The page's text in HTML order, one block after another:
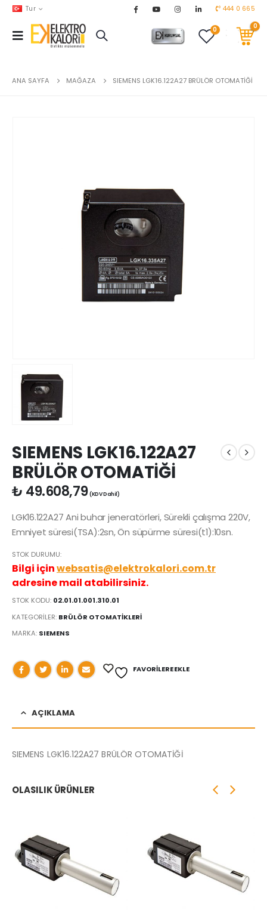
Tur 444 0 665
0 0
AKARYAKIT chevron_right
TEKNİK MALZEMELER
ANA SAYFA MAĞAZA SIEMENS LGK16.122A27 BRÜLÖR OTOMATİĞİ
SIEMENS LGK16.122A27
BRÜLÖR OTOMATİĞİ
₺ 49.608,79 (KDV Dahil)
LGK16.122A27 Ani buhar jeneratörleri, Sürekli çalışma 220V,
Emniyet süresi(TSA):2sn, Ön süpürme süresi(t1):10sn.
STOK DURUMU:
Bilgi içinwebsatis@elektrokalori.com.tr
adresine mail atabilirsiniz.
STOK KODU: 02.01.01.001.310.01
KATEGORILER: BRÜLÖR OTOMATİKLERİ
MARKA: SIEMENS
FAVORILERE EKLE
AÇIKLAMA
SIEMENS LGK16.122A27 BRÜLÖR OTOMATİĞİ
OLASILIK ÜRÜNLER